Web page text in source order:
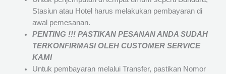
Stasiun atau Hotel harus melakukan pembayaran di
awal pemesanan.
PENTING !!! PASTIKAN PESANAN ANDA SUDAH
TERKONFIRMASI OLEH CUSTOMER SERVICE
KAMI
Untuk pembayaran melalui Transfer, pastikan Nomor